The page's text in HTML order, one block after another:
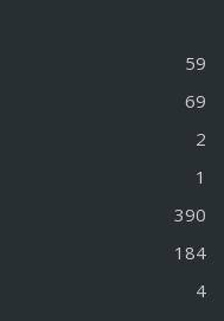
59
69
2
1
390
184
4